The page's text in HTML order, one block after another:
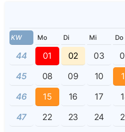
KW Mo Di Mi Do
44 01 02 03
45 08 09 10
46 15 16 17
47 22 23 24